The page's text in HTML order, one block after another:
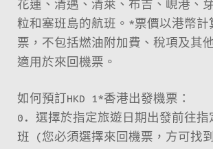
花蓮、清邁、清萊、布吉、峴港、
粒和塞班島的航班。*票價以港幣計
票，不包括燃油附加費、稅項及其
適用於來回機票。
如何預訂HKD 1*香港出發機票：
0. 選擇於指定旅遊日期出發前往指
班 (您必須選擇來回機票，方可找